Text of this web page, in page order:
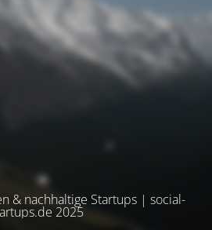
& nachhaltige Startups | social-
2025